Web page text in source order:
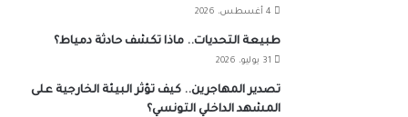
4 أغسطس، 2026
طبيعة التحديات.. ماذا تكشف حادثة دمياط؟
31 يوليو، 2026
تصدير المهاجرين.. كيف تؤثر البيئة الخارجية على
المشهد الداخلي التونسي؟